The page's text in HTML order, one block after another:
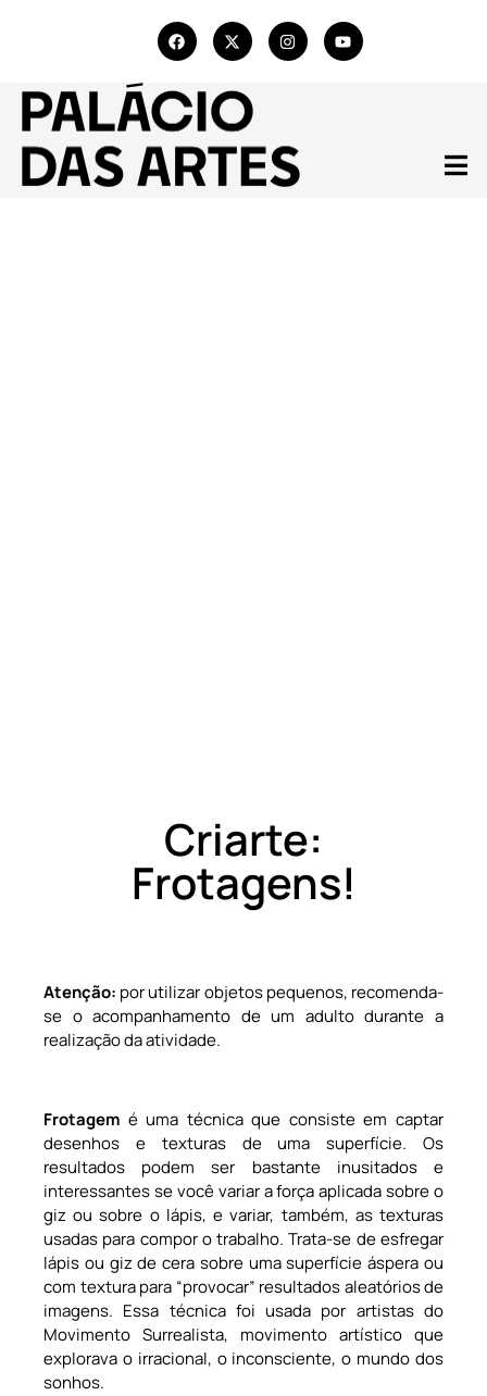
Criarte:
Frotagens!
Atenção: por utilizar objetos pequenos, recomenda-
se o acompanhamento de um adulto durante a
realização da atividade.
Frotagem é uma técnica que consiste em captar
desenhos e texturas de uma superfície. Os
resultados podem ser bastante inusitados e
interessantes se você variar a força aplicada sobre o
giz ou sobre o lápis, e variar, também, as texturas
usadas para compor o trabalho. Trata-se de esfregar
lápis ou giz de cera sobre uma superfície áspera ou
com textura para “provocar” resultados aleatórios de
imagens. Essa técnica foi usada por artistas do
Movimento Surrealista, movimento artístico que
explorava o irracional, o inconsciente, o mundo dos
sonhos.